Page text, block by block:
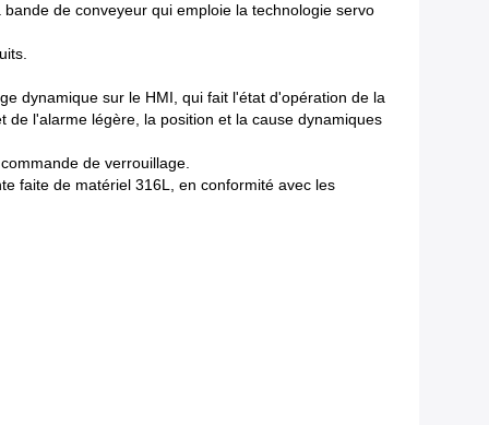
de conveyeur qui emploie la technologie servo
dynamique sur le HMI, qui fait l'état d'opération de la
l'alarme légère, la position et la cause dynamiques
de verrouillage.
faite de matériel 316L, en conformité avec les